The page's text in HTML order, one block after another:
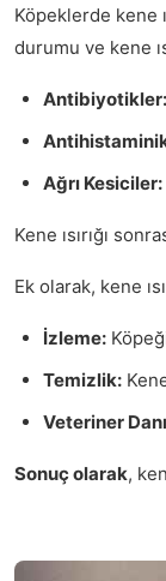
Köpeklerde kene
durumu ve kene
Antibiyotikler:
Ağrı Kesiciler:
Kene ısırığı
Ek olarak, kene
İzleme:
Temizlik:
Veteriner
Sonuç olarak,